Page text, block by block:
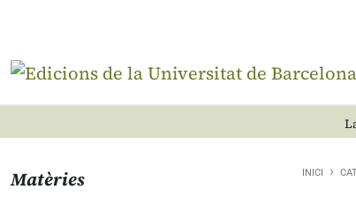
Matèries INICI